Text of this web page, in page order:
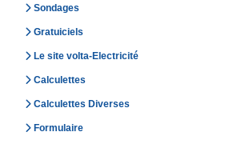
Sondages
Gratuiciels
Le site volta-Electricité
Calculettes
Calculettes Diverses
Formulaire